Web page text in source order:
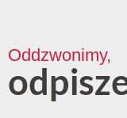
Oddzwonimy,